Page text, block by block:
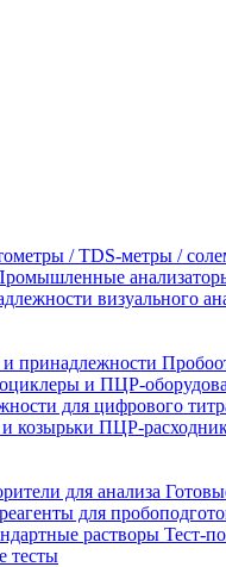
/ TDS-метры /
визуального
принадлежности
и ПЦР-
для цифрового
козырьки ПЦР-
для анализа
для
растворы Тест-
тесты